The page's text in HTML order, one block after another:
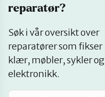
Møt reparatørene
Om oss
reparatør?
Søk i vår oversikt over
reparatører som fikser
klær, møbler, sykler og
elektronikk.